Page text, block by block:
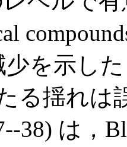
少を示し
る揺れは
38) は，